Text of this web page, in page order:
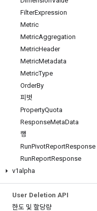
FilterExpression
Metric
MetricAggregation
MetricHeader
MetricMetadata
MetricType
OrderBy
피벗
PropertyQuota
ResponseMetaData
행
RunPivotReportResponse
RunReportResponse
v1alpha
User Deletion API
한도 및 할당량